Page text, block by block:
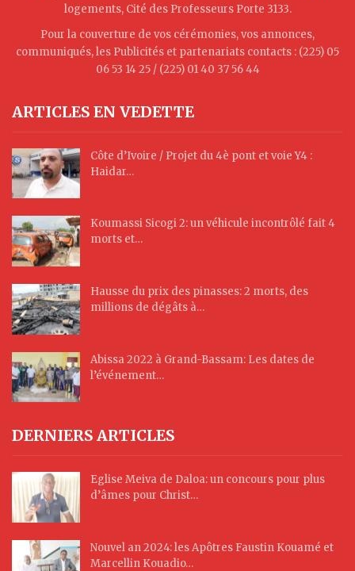
logements, Cité des Professeurs Porte 3133.
Pour la couverture de vos cérémonies, vos annonces,
communiqués, les Publicités et partenariats contacts : (225) 05
06 53 14 25 / (225) 01 40 37 56 44
ARTICLES EN VEDETTE
Côte d’Ivoire / Projet du 4è pont et voie Y4 :
Haidar…
Koumassi Sicogi 2: un véhicule incontrôlé fait 4
morts et…
Hausse du prix des pinasses: 2 morts, des
millions de dégâts à…
Abissa 2022 à Grand-Bassam: Les dates de
l’événement…
DERNIERS ARTICLES
Eglise Meiva de Daloa: un concours pour plus
d’âmes pour Christ…
Nouvel an 2024: les Apôtres Faustin Kouamé et
Marcellin Kouadio…